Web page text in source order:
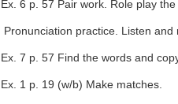
Ex. 6 p. 57 Pair work. Role play the
Pronunciation practice. Listen and
Ex. 7 p. 57 Find the words and
Ex. 1 p. 19 (w/b) Make matches.